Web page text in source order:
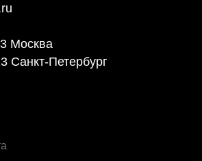
Москва
Санкт-Петербург